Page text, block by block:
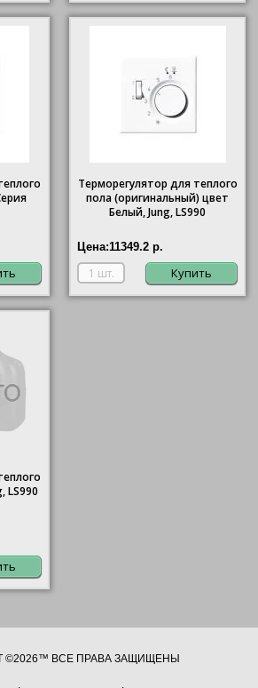
Терморегулятор для теплого
пола (оригинальный) цвет
Белый, Jung, LS990
Цена:11349.2 р.
Купить
LS990
©2026™ ВСЕ ПРАВА ЗАЩИЩЕНЫ